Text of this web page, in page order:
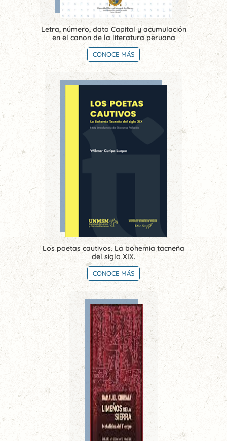
Letra, número, dato Capital y acumulación
en el canon de la literatura peruana
CONOCE MÁS
Los poetas cautivos. La bohemia tacneña
del siglo XIX.
CONOCE MÁS